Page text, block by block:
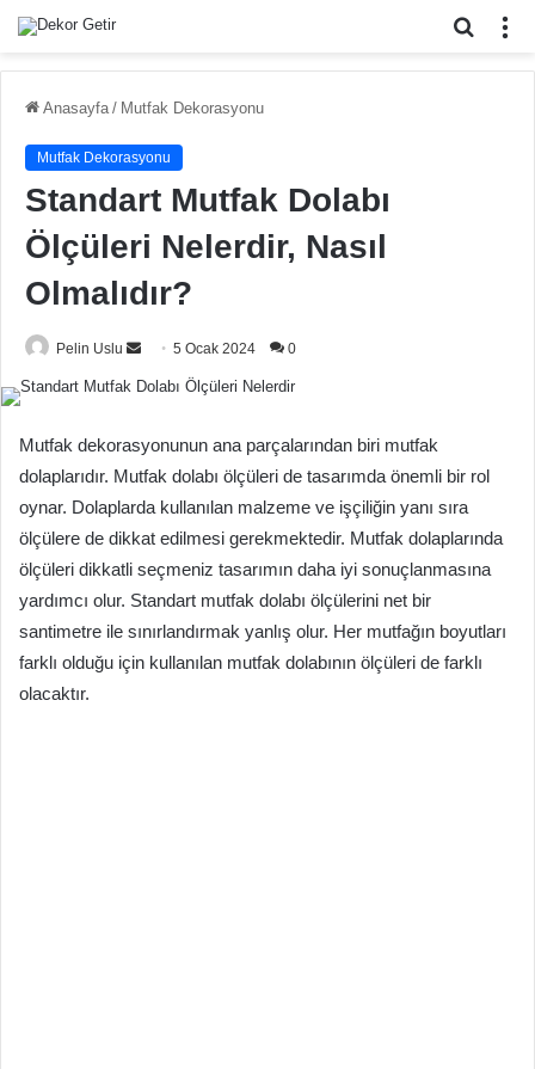
Arama
Anasayfa / Mutfak Dekorasyonu
Mutfak Dekorasyonu
Standart Mutfak Dolabı
Ölçüleri Nelerdir, Nasıl
Olmalıdır?
Pelin Uslu
Bir
e-
5 Ocak 2024 0
Mutfak dekorasyonunun ana parçalarından biri mutfak
dolaplarıdır. Mutfak dolabı ölçüleri de tasarımda önemli bir rol
oynar. Dolaplarda kullanılan malzeme ve işçiliğin yanı sıra
ölçülere de dikkat edilmesi gerekmektedir. Mutfak dolaplarında
ölçüleri dikkatli seçmeniz tasarımın daha iyi sonuçlanmasına
yardımcı olur. Standart mutfak dolabı ölçülerini net bir
santimetre ile sınırlandırmak yanlış olur. Her mutfağın boyutları
farklı olduğu için kullanılan mutfak dolabının ölçüleri de farklı
olacaktır.